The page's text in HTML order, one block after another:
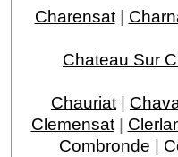
Charensat|
Chateau Sur
Chauriat |
Clemensat|
Combronde |